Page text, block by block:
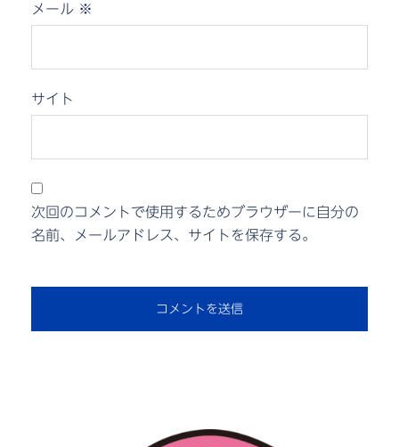
メール ※
サイト
次回のコメントで使用するためブラウザーに自分の
名前、メールアドレス、サイトを保存する。